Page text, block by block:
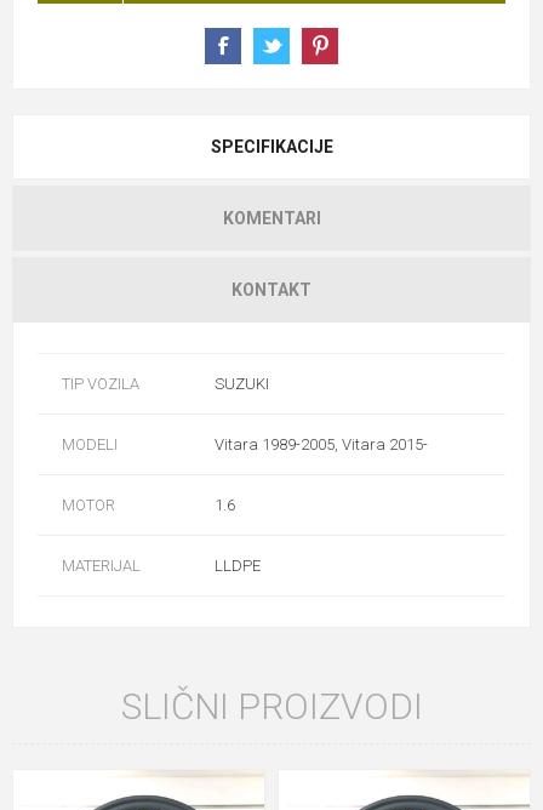
SPECIFIKACIJE
KOMENTARI
KONTAKT
TIP VOZILA SUZUKI
MODELI Vitara 1989-2005, Vitara 2015-
MOTOR 1.6
MATERIJAL LLDPE
SLIČNI PROIZVODI